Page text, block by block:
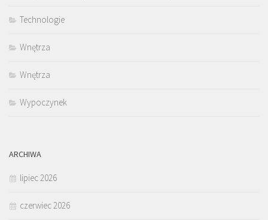
Technologie
Wnętrza
Wnętrza
Wypoczynek
ARCHIWA
lipiec 2026
czerwiec 2026